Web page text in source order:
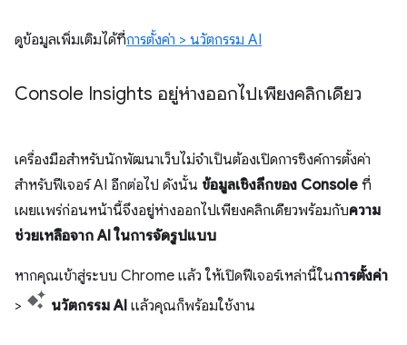
ดูข้อมูลเพิ่มเติมได้ที่การตั้งค่า > นวัตกรรม AI
Console Insights อยู่ห่างออกไปเพียงคลิกเดียว
เครื่องมือสำหรับนักพัฒนาเว็บไม่จำเป็นต้องเปิดการซิงค์การตั้งค่า
สำหรับฟีเจอร์ AI อีกต่อไป ดังนั้น ข้อมูลเชิงลึกของ Console ที่
เผยแพร่ก่อนหน้านี้จึงอยู่ห่างออกไปเพียงคลิกเดียวพร้อมกับความ
ช่วยเหลือจาก AI ในการจัดรูปแบบ
หากคุณเข้าสู่ระบบ Chrome แล้ว ให้เปิดฟีเจอร์เหล่านี้ในการตั้งค่า
>
นวัตกรรม AI แล้วคุณก็พร้อมใช้งาน